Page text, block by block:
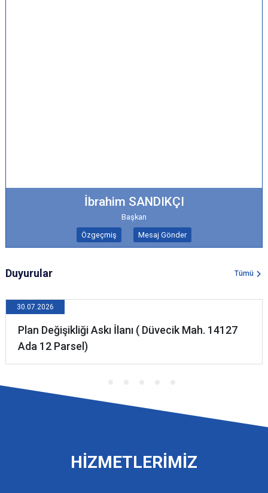
İbrahim SANDIKÇI
Başkan
Özgeçmiş
Mesaj Gönder
Duyurular Tümü
30.07.2026
Plan Değişikliği Askı İlanı ( Düvecik Mah. 14127
Ada 12 Parsel)
HİZMETLERİMİZ